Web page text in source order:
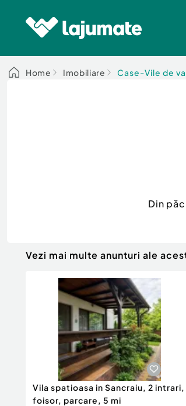
Home Imobiliare Case-Vile de
Din
Vezi mai multe anunturi ale
Vila spatioasa in Sancraiu, 2 intrari,
foisor, parcare, 5 mi